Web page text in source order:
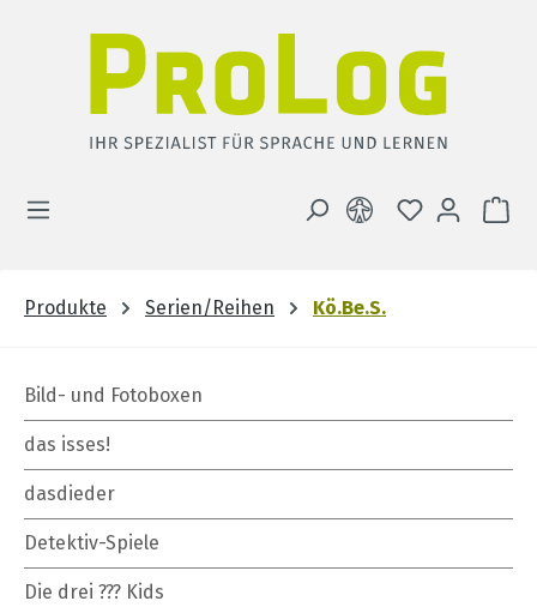
DU HAST 0
Produkte Serien/Reihen Kö.Be.S.
Bild- und Fotoboxen
das isses!
dasdieder
Detektiv-Spiele
Die drei ??? Kids